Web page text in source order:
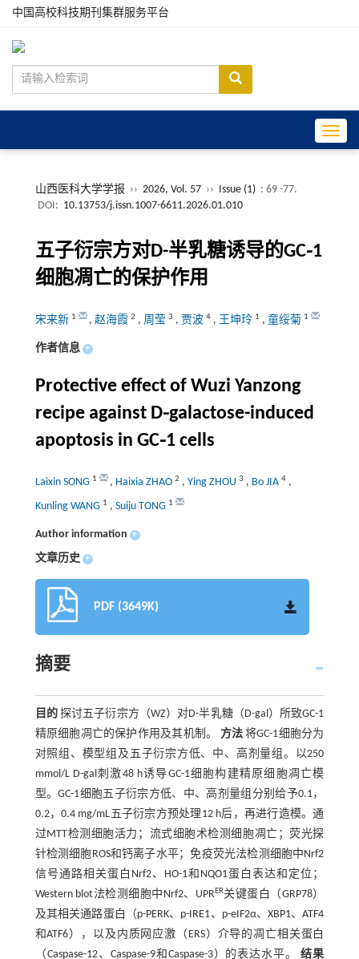
中国高校科技期刊集群服务平台
山西医科大学学报 ›› 2026, Vol. 57 ›› Issue (1) : 69 -77.
DOI: 10.13753/j.issn.1007-6611.2026.01.010
五子衍宗方对D-半乳糖诱导的GC⁃1
细胞凋亡的保护作用
宋来新 1 , 赵海霞 2 , 周莹 3 , 贾波 4, 王坤玲 1 , 童绥菊 1
作者信息 +
Protective effect of Wuzi Yanzong
recipe against D⁃galactose-induced
apoptosis in GC⁃1 cells
Laixin SONG 1 , Haixia ZHAO 2 , Ying ZHOU 3 , Bo JIA 4,
Kunling WANG 1 , Suiju TONG 1
Author information +
文章历史 +
PDF (3649K)
摘要
目的探讨五子衍宗方（WZ）对D-半乳糖（D-gal）所致GC-1
精原细胞凋亡的保护作用及其机制。 方法 将GC-1细胞分为
对照组、模型组及五子衍宗方低、中、高剂量组。以250
mmol/L D-gal刺激48 h诱导GC-1细胞构建精原细胞凋亡模
型。GC-1细胞五子衍宗方低、中、高剂量组分别给予0.1，
0.2，0.4 mg/mL五子衍宗方预处理12 h后，再进行造模。通
过MTT检测细胞活力；流式细胞术检测细胞凋亡；荧光探
针检测细胞ROS和钙离子水平；免疫荧光法检测细胞中Nrf2
信号通路相关蛋白Nrf2、HO-1和NQO1蛋白表达和定位；
Western blot法检测细胞中Nrf2、UPRER关键蛋白（GRP78）
及其相关通路蛋白（p-PERK、p-IRE1、p-eIF2α、XBP1、ATF4
和ATF6），以及内质网应激（ERS）介导的凋亡相关蛋白
（Caspase-12、Caspase-9和Caspase-3）的表达水平。结果